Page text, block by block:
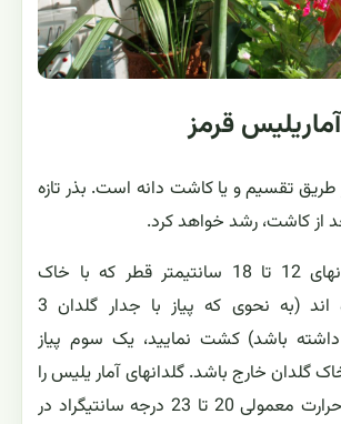
قرمز
طریق تقسیم و یا کاشت دانه است. بذر تازه
پیازها را در گلدانهای 12 تا 18 سانتیمتر قطر که با خاک
مناسبی پر شده اند (به نحوی که پیاز با جدار گلدان 3
داشته باشد) کشت نمایید، یک سوم پیاز
گلدان خارج باشد. گلدانهای آمار یلیس را
در اطاق با درجه حرارت معمولی 20 تا 23 درجه سانتیگراد در